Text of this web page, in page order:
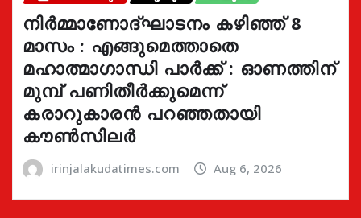
നിർമ്മാണോദ്ഘാടനം കഴിഞ്ഞ് 8
മാസം : എങ്ങുമെത്താതെ
മഹാത്മാഗാന്ധി പാർക്ക് : ഓണത്തിന്
മുമ്പ് പണിതീർക്കുമെന്ന്
കരാറുകാരൻ പറഞ്ഞതായി
കൗൺസിലർ
irinjalakudatimes.com Aug 6, 2026